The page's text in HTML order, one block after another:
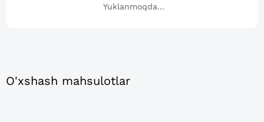
Yuklanmoqda...
O'xshash mahsulotlar